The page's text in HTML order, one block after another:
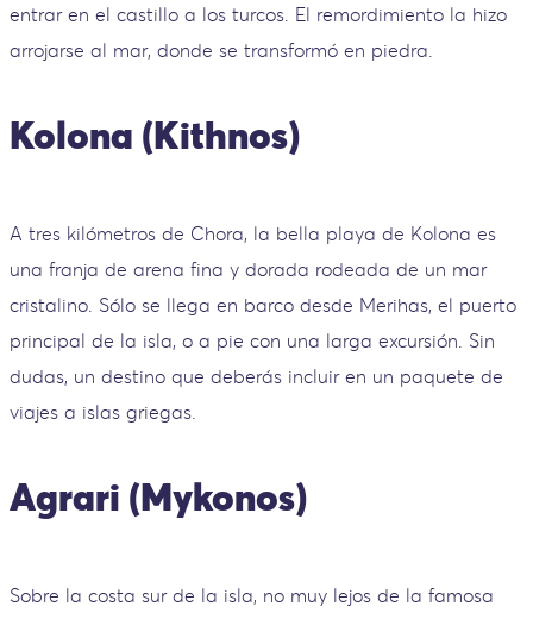
entrar en el castillo a los turcos. El remordimiento la hizo
arrojarse al mar, donde se transformó en piedra.
Kolona (Kithnos)
A tres kilómetros de Chora, la bella playa de Kolona es
una franja de arena fina y dorada rodeada de un mar
cristalino. Sólo se llega en barco desde Merihas, el puerto
principal de la isla, o a pie con una larga excursión. Sin
dudas, un destino que deberás incluir en un paquete de
viajes a islas griegas.
Agrari (Mykonos)
Sobre la costa sur de la isla, no muy lejos de la famosa